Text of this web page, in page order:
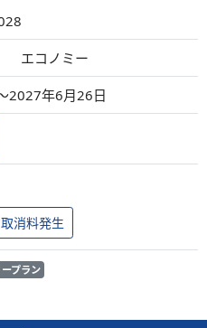
エコノミー
2027年6月26日
消料発生
プラン